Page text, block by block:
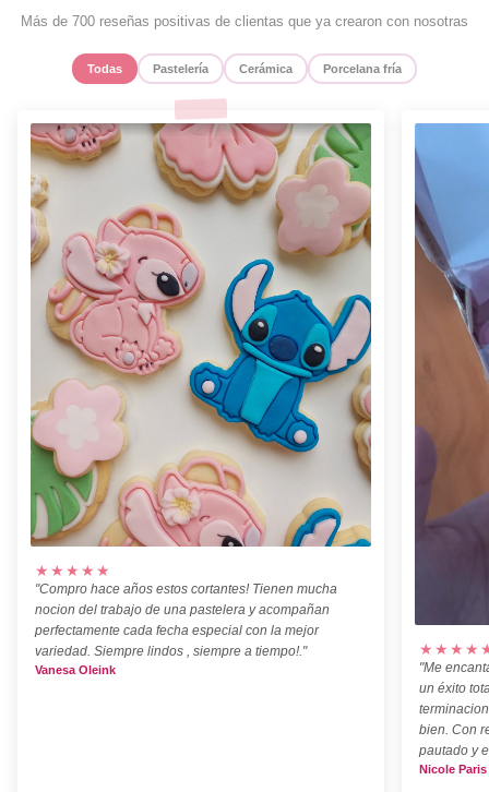
Más de 700 reseñas positivas de clientas que ya crearon con nosotras
Todas Pastelería Cerámica Porcelana fría
★★★★★
"Compro hace años estos cortantes! Tienen mucha
nocion del trabajo de una pastelera y acompañan
perfectamente cada fecha especial con la mejor
variedad. Siempre lindos , siempre a tiempo!."
Vanesa Oleink
"Me
un éxito
bien. Con
pautado y
Nicole Paris